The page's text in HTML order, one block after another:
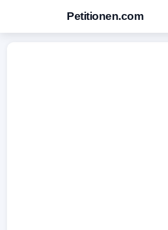
Petitionen.com